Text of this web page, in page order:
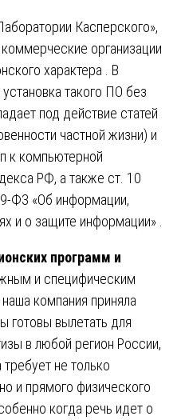
Касперского»,
организации
характера . В
такого ПО без
под действие статей
частной жизни) и
к компьютерной
РФ, а также ст. 10
ФЗ «Об информации,
и о защите информации» .
программ и
и специфическим
компания приняла
готовы вылетать для
в любой регион России,
требует не только
и прямого физического
когда речь идет о